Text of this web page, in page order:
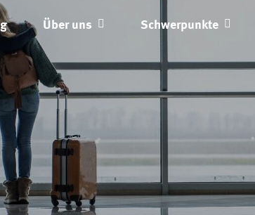
Über uns Schwerpunkte